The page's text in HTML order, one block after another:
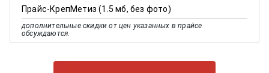
Прайс-КрепМетиз (1.5 мб, без фото)
дополнительные скидки от цен указанных в прайсе
обсуждаются.